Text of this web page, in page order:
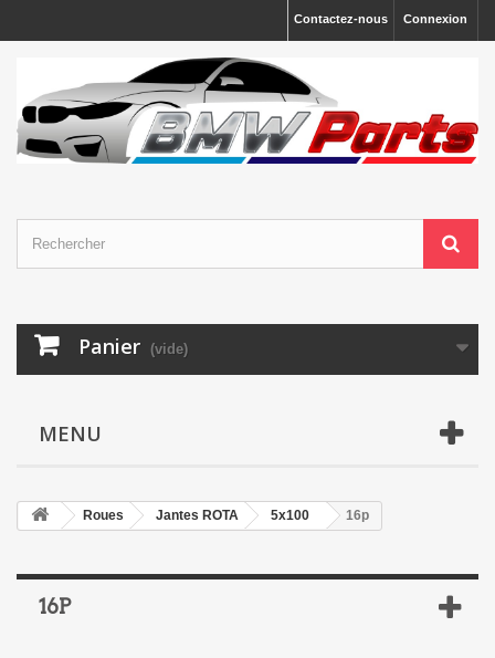
Connexion
Contactez-nous
Panier (vide)
MENU
Roues Jantes ROTA 5x100 16p
16P